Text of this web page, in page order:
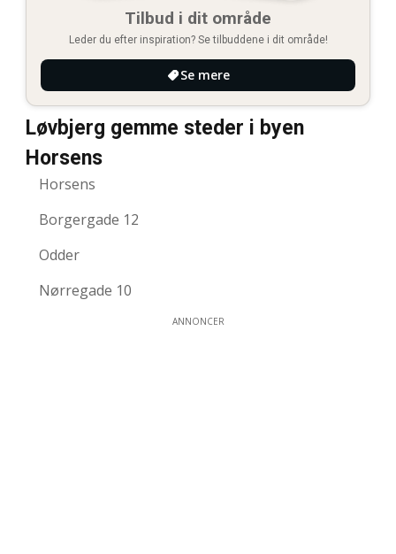
Tilbud i dit område
Leder du efter inspiration? Se tilbuddene i dit område!
Se mere
Løvbjerg gemme steder i byen
Horsens
Horsens
Borgergade 12
Odder
Nørregade 10
ANNONCER